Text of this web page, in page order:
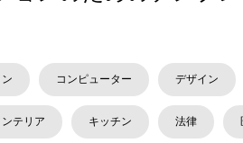
コンピューター デザイン
ンテリア キッチン 法律